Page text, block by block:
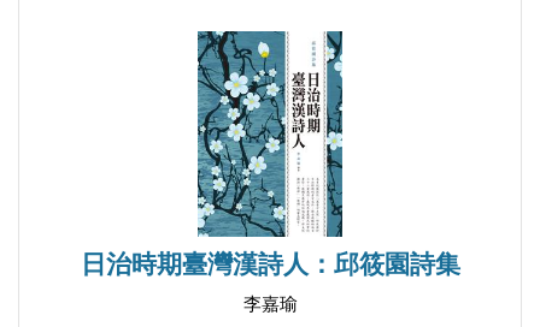
卷四｜正盛風華～京都情味
以霜冷織出滿城的紅葉／吳雅瑩
秋紅／陳玉明日治時期臺灣漢詩人：邱筱園詩集
李嘉瑜